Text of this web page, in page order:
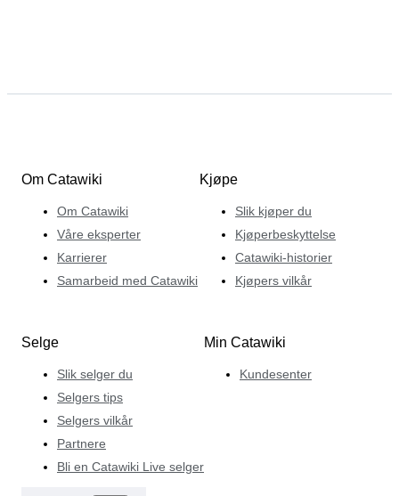
Om Catawiki
Om Catawiki
Våre eksperter
Karrierer
Samarbeid med Catawiki
Kjøpe
Slik kjøper du
Kjøperbeskyttelse
Catawiki-historier
Kjøpers vilkår
Selge
Slik selger du
Selgers tips
Selgers vilkår
Partnere
Bli en Catawiki Live selger
Min Catawiki
Kundesenter